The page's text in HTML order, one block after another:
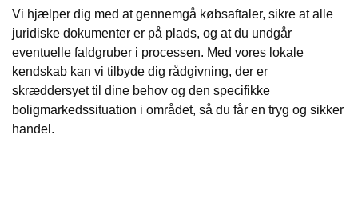
Vi hjælper dig med at gennemgå købsaftaler, sikre at alle
juridiske dokumenter er på plads, og at du undgår
eventuelle faldgruber i processen. Med vores lokale
kendskab kan vi tilbyde dig rådgivning, der er
skræddersyet til dine behov og den specifikke
boligmarkedssituation i området, så du får en tryg og sikker
handel.